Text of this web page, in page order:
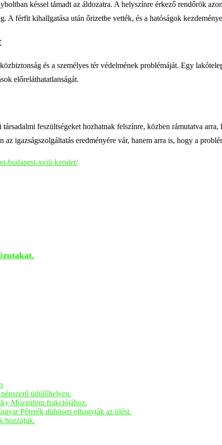
késsel támadt az áldozatra. A helyszínre érkező rendőrök
férfit kihallgatása után őrizetbe vették, és a hatóságok
és a személyes tér védelmének problémáját. Egy
előreláthatatlanságát.
feszültségeket hozhatnak felszínre, közben rámutatva
igazságszolgáltatás eredményére vár, hanem arra is, hogy a
budapest-xviii-kerulet/
üdülőhelyen.
Mozgalom frakciójához.
Péterék dühösen elhagyták az ülést.
hozzájuk.